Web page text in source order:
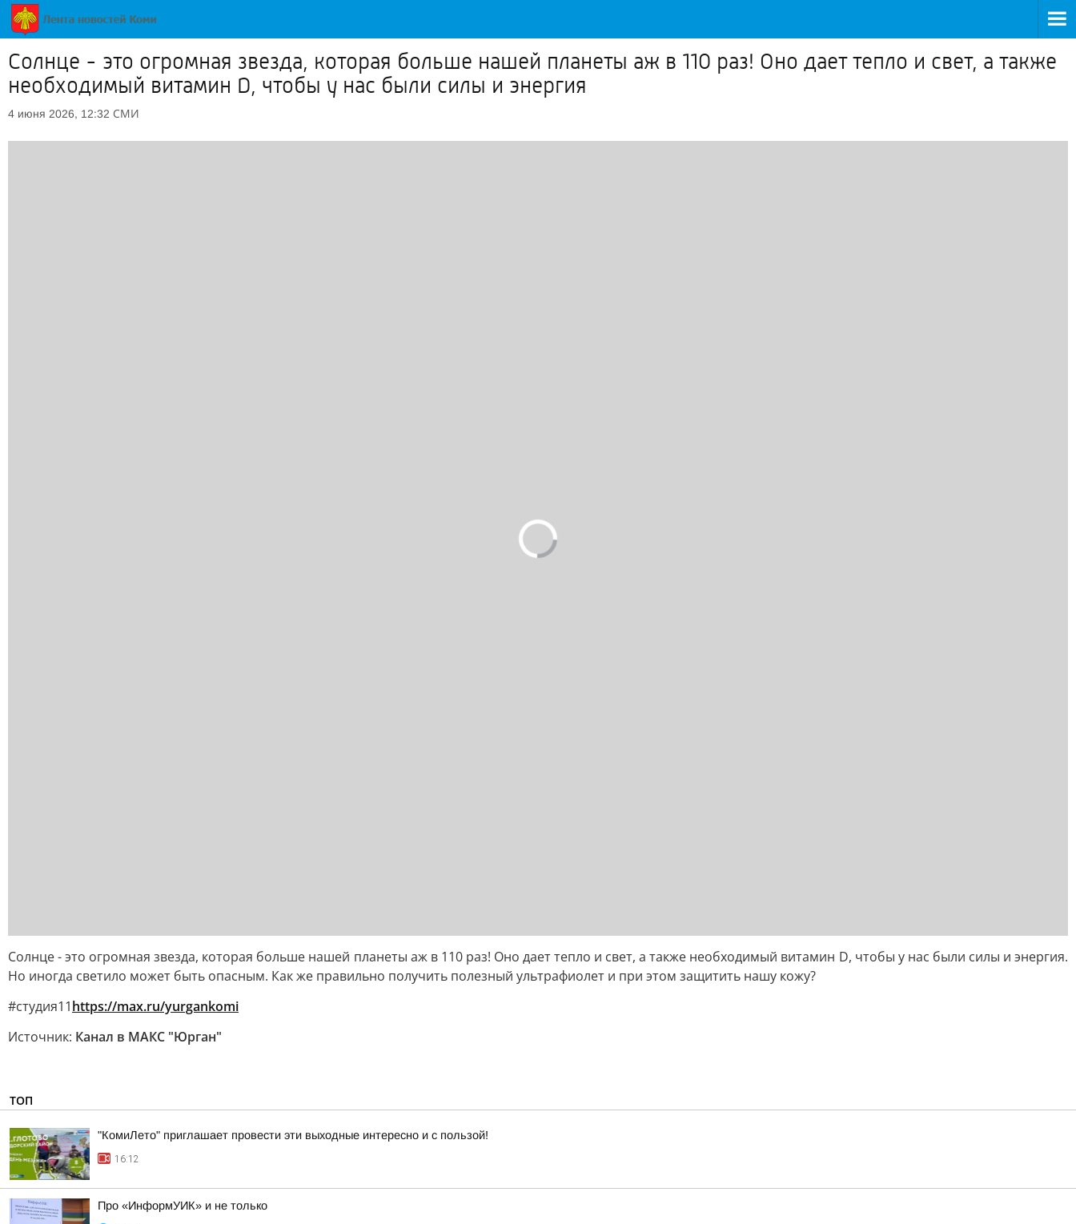
Солнце - это огромная звезда, которая больше нашей планеты аж в 110 раз! Оно дает тепло и свет, а также
необходимый витамин D, чтобы у нас были силы и энергия
4 июня 2026, 12:32 СМИ
Солнце - это огромная звезда, которая больше нашей планеты аж в 110 раз! Оно дает тепло и свет, а также необходимый витамин D, чтобы у нас были силы и энергия.
Но иногда светило может быть опасным. Как же правильно получить полезный ультрафиолет и при этом защитить нашу кожу?
#студия11https://max.ru/yurgankomi
Источник: Канал в МАКС "Юрган"
ТОП
"КомиЛето" приглашает провести эти выходные интересно и с пользой!
16:12
Про «ИнформУИК» и не только